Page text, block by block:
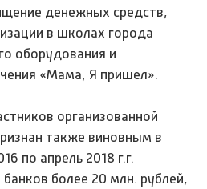
денежных средств,
в школах города
оборудования и
«Мама, Я пришел».
организованной
также виновным в
по апрель 2018 г.г.
более 20 млн. рублей,